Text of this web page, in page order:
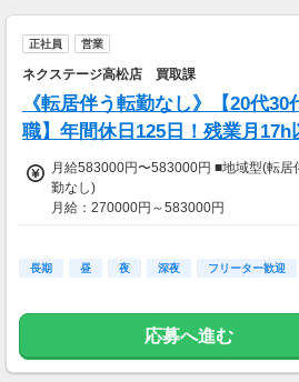
■地域型
年収：3416000円～8190000円
・副店長最高年収：8162000円(月給
×12か月+賞与)
・チーフ最高年収：7378000円(月給
×12か月+賞与)
・一般職最高年収：4704 000円(月給
×12か月+賞与)
・副店長最低年収：6300000円
・一般職最低年収：3402000円
・交通費支給(最大5万円まで)
・住宅手当(5000円～2万円)
正社員 営業
ネクステージ高松店 買取課
《転居伴う転勤なし》【20代
職】年間休日125日！残業月17h
月給583000円〜583000円 ■地域型(転居
勤なし)
月給：270000円～583000円
※その他社内規定に基づき手当あり
※29時間を超える残業代は追加で別途支
※店舗貢献に応じて”チーム賞与年2回”プ
長期 昼 夜 深夜 フリーター歓迎
応募へ進む